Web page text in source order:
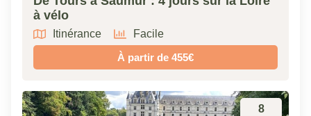
à vélo
Itinérance
Facile
À partir de 455€
8